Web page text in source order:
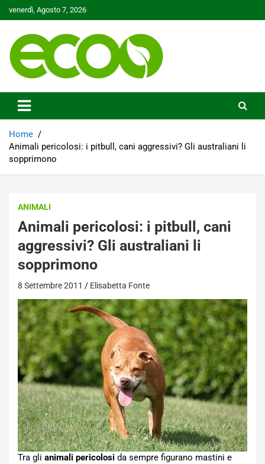
to
venerdì, Agosto 7, 2026
Ecoo.it
Home
Animali pericolosi: i pitbull, cani aggressivi? Gli australiani li
sopprimono
ANIMALI
Animali pericolosi: i pitbull, cani
aggressivi? Gli australiani li
sopprimono
8 Settembre 2011 Elisabetta Fonte
Tra gli animali pericolosi da sempre figurano mastini e